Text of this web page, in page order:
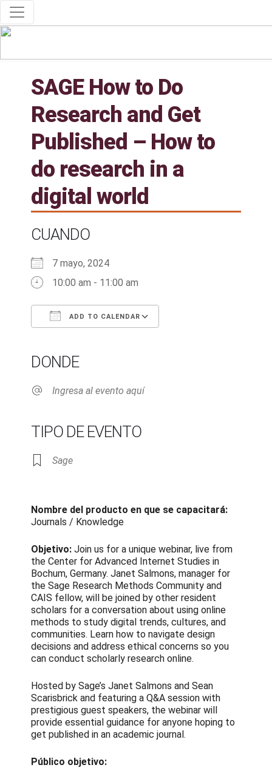
SAGE How to Do
Research and Get
Published – How to
do research in a
digital world
CUANDO
7 mayo, 2024
10:00 am - 11:00 am
ADD TO CALENDAR
DONDE
Ingresa al evento aquí
TIPO DE EVENTO
Sage
Nombre del producto en que se capacitará:
Journals / Knowledge
Objetivo: Join us for a unique webinar, live from
the Center for Advanced Internet Studies in
Bochum, Germany. Janet Salmons, manager for
the Sage Research Methods Community and
CAIS fellow, will be joined by other resident
scholars for a conversation about using online
methods to study digital trends, cultures, and
communities. Learn how to navigate design
decisions and address ethical concerns so you
can conduct scholarly research online.
Hosted by Sage’s Janet Salmons and Sean
Scarisbrick and featuring a Q&A session with
prestigious guest speakers, the webinar will
provide essential guidance for anyone hoping to
get published in an academic journal.
Público objetivo: